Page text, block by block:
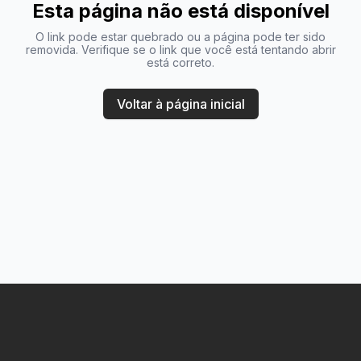
Esta página não está disponível
O link pode estar quebrado ou a página pode ter sido
removida. Verifique se o link que você está tentando abrir
está correto.
Voltar à página inicial